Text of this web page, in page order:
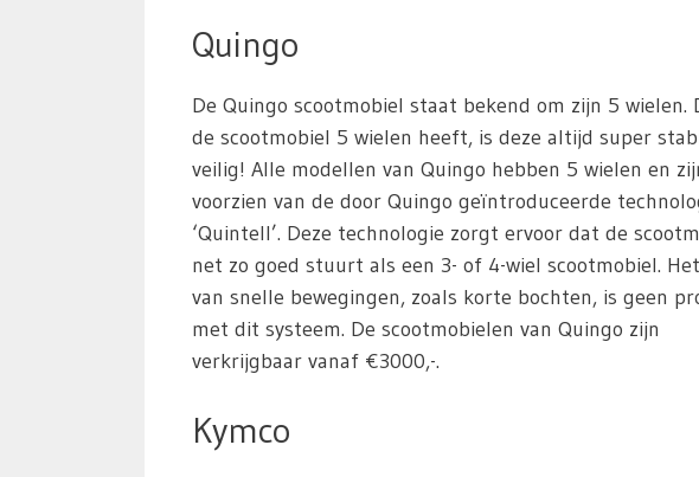
Quingo
De Quingo scootmobiel staat bekend om zijn 5 wielen.
de scootmobiel 5 wielen heeft, is deze altijd super
veilig! Alle modellen van Quingo hebben 5 wielen en
voorzien van de door Quingo geïntroduceerde
‘Quintell’. Deze technologie zorgt ervoor dat de
net zo goed stuurt als een 3- of 4-wiel scootmobiel.
van snelle bewegingen, zoals korte bochten, is geen
met dit systeem. De scootmobielen van Quingo zijn
verkrijgbaar vanaf €3000,-.
Kymco